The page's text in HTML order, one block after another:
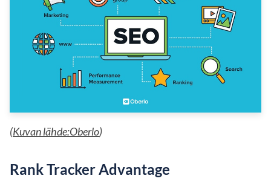
(Kuvan lähde:Oberlo)
Rank Tracker Advantage